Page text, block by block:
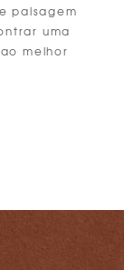
paisagem
uma
melhor